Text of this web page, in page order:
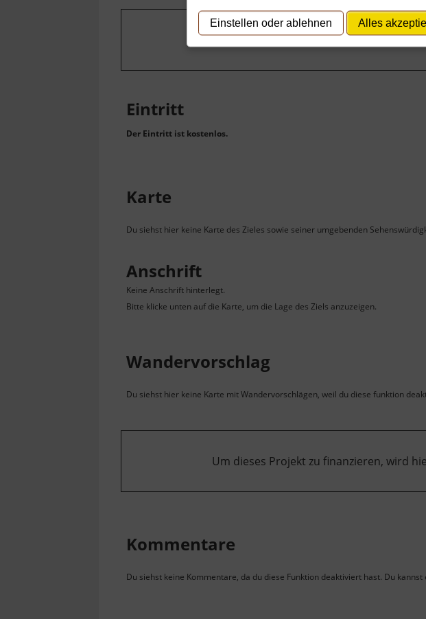
Einstellen oder ablehnen Alles
Um dieses Projekt zu finanzieren, wird
Eintritt
Der Eintritt ist kostenlos.
Karte
Du siehst hier keine Karte des Zieles sowie seiner umgebenden
Anschrift
Keine Anschrift hinterlegt.
Bitte klicke unten auf die Karte, um die Lage des Ziels anzuzeigen.
Wandervorschlag
Du siehst hier keine Karte mit Wandervorschlägen, weil du diese funktion
Um dieses Projekt zu finanzieren, wird
Kommentare
Du siehst keine Kommentare, da du diese Funktion deaktiviert hast. Du